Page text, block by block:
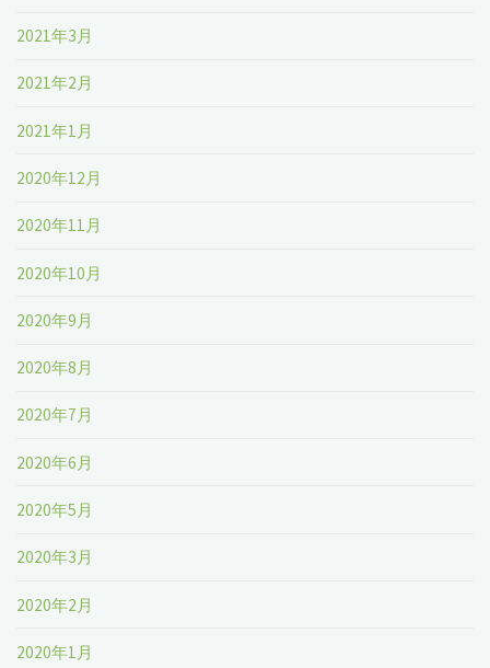
2021年3月
2021年2月
2021年1月
2020年12月
2020年11月
2020年10月
2020年9月
2020年8月
2020年7月
2020年6月
2020年5月
2020年3月
2020年2月
2020年1月